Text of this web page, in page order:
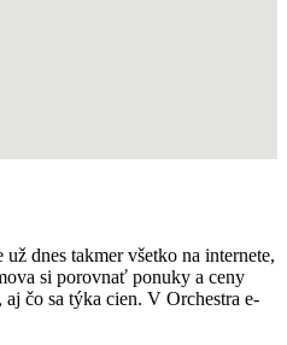
už dnes takmer všetko na internete,
si porovnať ponuky a ceny
čo sa týka cien. V Orchestra e-